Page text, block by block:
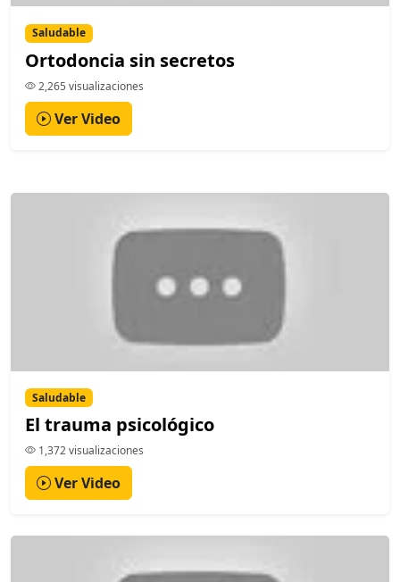
Saludable
Ortodoncia sin secretos
2,265 visualizaciones
Ver Video
Saludable
El trauma psicológico
1,372 visualizaciones
Ver Video